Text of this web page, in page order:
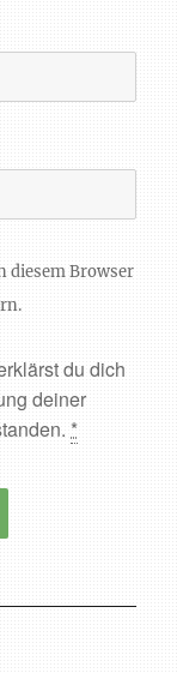
diesem Browser
du dich
deiner
*